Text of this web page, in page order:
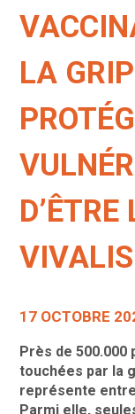
LA
17 OCTOBRE
Près de 500.000
touchées par la
représente
Parmi elle,